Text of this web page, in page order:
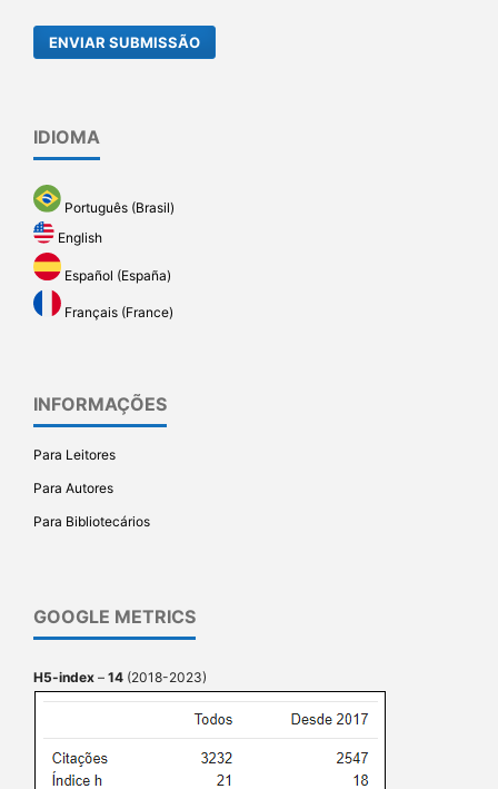
ENVIAR SUBMISSÃO
IDIOMA
Português (Brasil)
English
Español (España)
Français (France)
INFORMAÇÕES
Para Leitores
Para Autores
Para Bibliotecários
GOOGLE METRICS
H5-index – 14 (2018-2023)